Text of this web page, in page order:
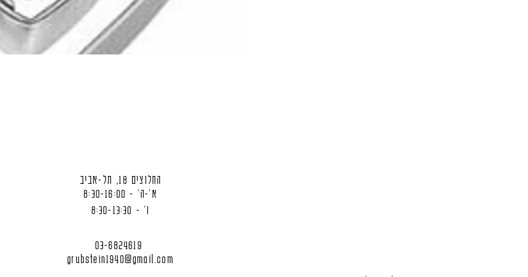
החלוצים 18, תל-אביב
א'-ה' - 8:30-16:00
ו' - 8:30-13:30
03-6824619
grubstein1940@gmail.com